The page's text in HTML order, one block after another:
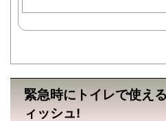
緊急時にトイレで使え
ィッシュ!